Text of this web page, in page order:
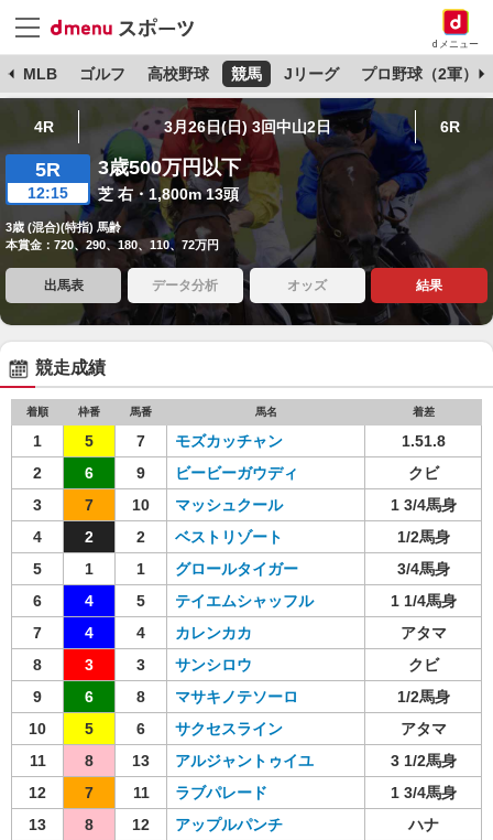
dメニュー
MLB ゴルフ 高校野球 競馬 Jリーグ プロ野球（2軍）
4R 3月26日(日) 3回中山2日 6R
5R
12:15
3歳500万円以下
芝 右・1,800m 13頭
3歳 (混合)(特指) 馬齢
本賞金：720、290、180、110、72万円
出馬表 データ分析 オッズ 結果
競走成績
着順 枠番 馬番 馬名 着差
1 5 7 モズカッチャン
1.51.8
2
6 9 ビービーガウディ
クビ
3
7 10 マッシュクール
1 3/4馬身
4
2 2 ベストリゾート
1/2馬身
5
1 1 グロールタイガー
3/4馬身
6
4 5 テイエムシャッフル
1 1/4馬身
7
4 4 カレンカカ
アタマ
8
3 3 サンシロウ
クビ
9
6 8 マサキノテソーロ
1/2馬身
10
5 6 サクセスライン
アタマ
11
8 13 アルジャントゥイユ
3 1/2馬身
12
7 11 ラブパレード
1 3/4馬身
13
8 12 アップルパンチ ハナ